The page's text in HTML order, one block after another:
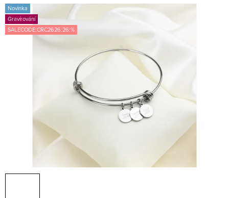
Novinka
Gravírování
SALECODE:CRC2626:26:%